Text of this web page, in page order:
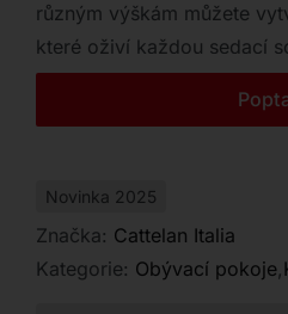
různým výškám můžete
které oživí každou sedací
Novinka 2025
Značka: Cattelan Italia
Kategorie: Obývací pokoje,